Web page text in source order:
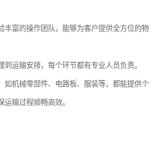
丰富的操作团队，能够为客户提供全方位的物
到运输安排，每个环节都有专业人员负责。
如机械零部件、电路板、服装等，都能提供个
输过程顺畅高效。